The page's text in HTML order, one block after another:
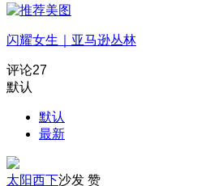
闪耀女生｜亚马逊丛林
评论27
默认
默认
最新
太阳西下沙发 赞